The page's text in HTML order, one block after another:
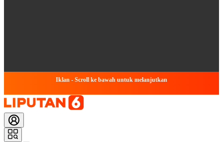
Iklan - Scroll ke bawah untuk melanjutkan